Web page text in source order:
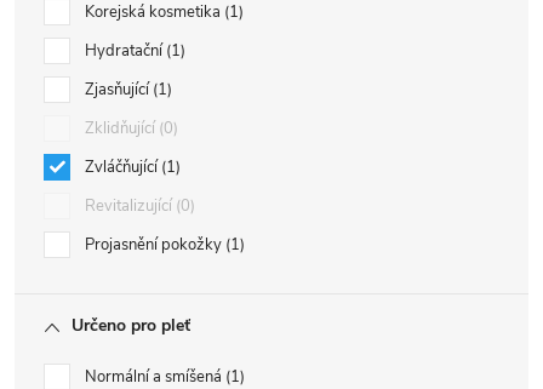
Korejská kosmetika 1
Hydratační 1
Zjasňující 1
Zklidňující 0
Zvláčňující 1
Revitalizující 0
Projasnění pokožky 1
Určeno pro pleť
Normální a smíšená 1